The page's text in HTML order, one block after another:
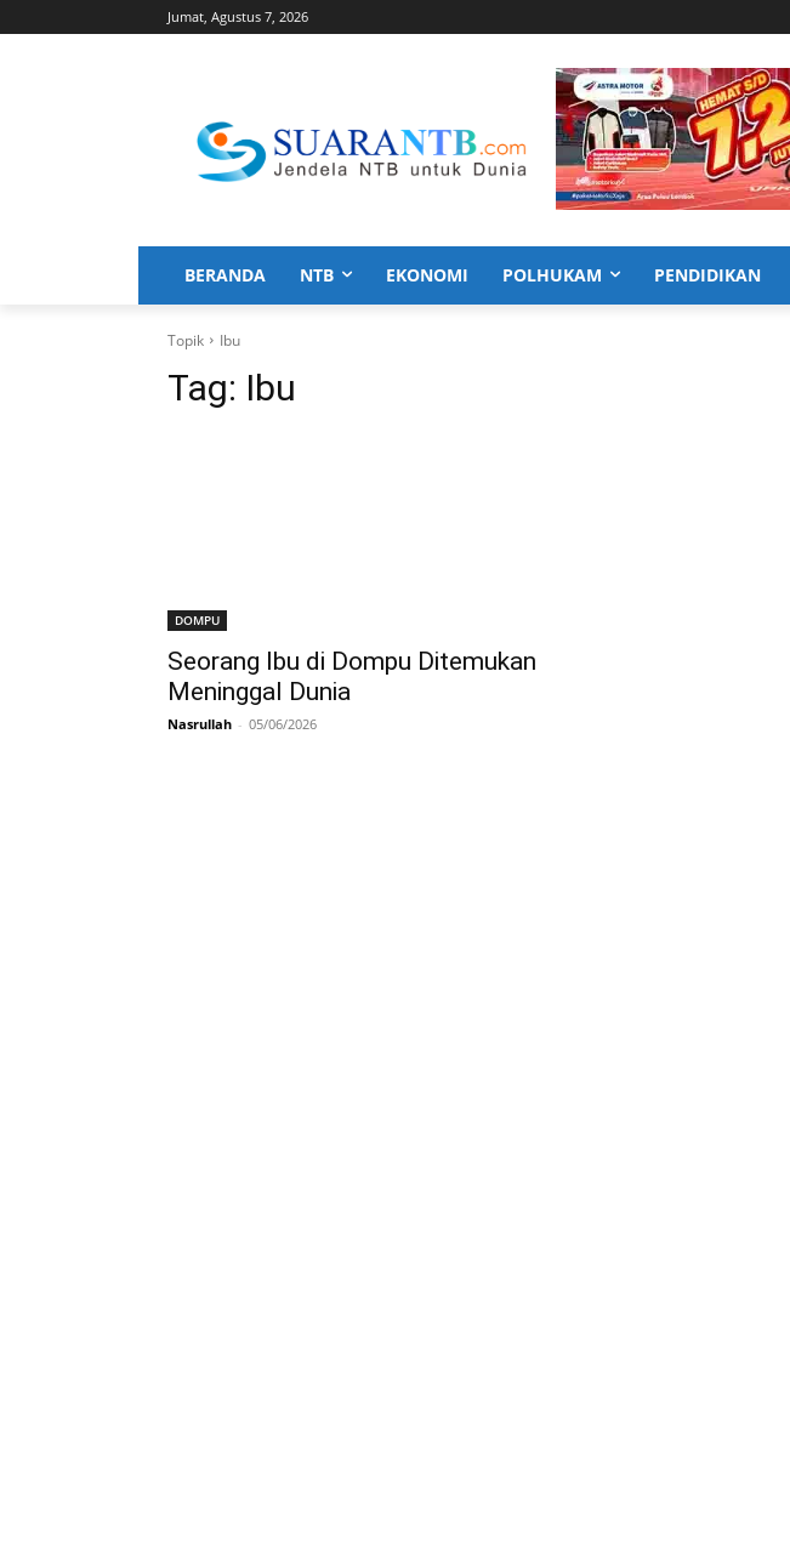
Jumat, Agustus 7, 2026
BERANDA NTB EKONOMI POLHUKAM PENDIDIKAN
Topik Ibu
Tag: Ibu
DOMPU
Seorang Ibu di Dompu Ditemukan
Meninggal Dunia
Nasrullah - 05/06/2026